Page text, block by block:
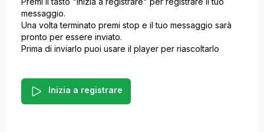
messaggio.
Una volta terminato premi stop e il tuo messaggio sarà
pronto per essere inviato.
Prima di inviarlo puoi usare il player per riascoltarlo
Inizia a registrare